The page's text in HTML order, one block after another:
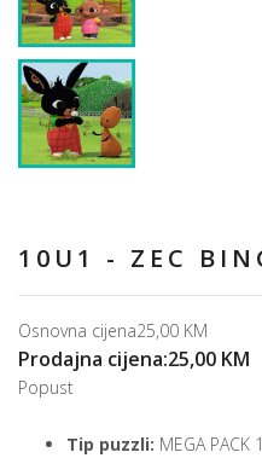
10U1 - ZEC
Osnovna cijena25,00 KM
Prodajna cijena:25,00 KM
Popust
Tip puzzli: MEGA PACK